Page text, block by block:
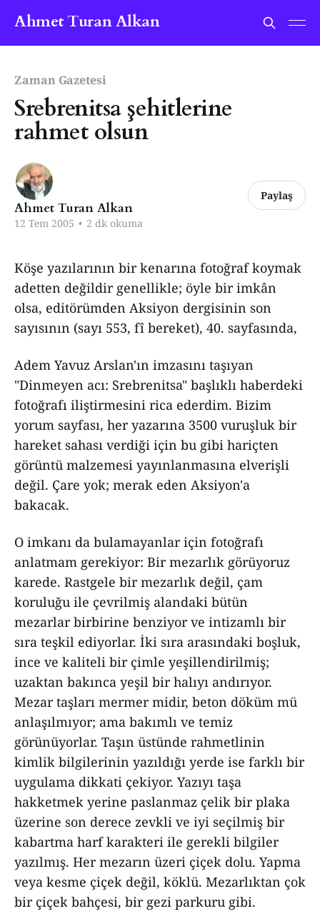
Ahmet Turan Alkan
Zaman Gazetesi
Srebrenitsa şehitlerine
rahmet olsun
Ahmet Turan Alkan
12 Tem 2005 • 2 dk okuma
Paylaş
Köşe yazılarının bir kenarına fotoğraf koymak
adetten değildir genellikle; öyle bir imkân
olsa, editörümden Aksiyon dergisinin son
sayısının (sayı 553, fî bereket), 40. sayfasında,
Adem Yavuz Arslan'ın imzasını taşıyan
"Dinmeyen acı: Srebrenitsa" başlıklı haberdeki
fotoğrafı iliştirmesini rica ederdim. Bizim
yorum sayfası, her yazarına 3500 vuruşluk bir
hareket sahası verdiği için bu gibi hariçten
görüntü malzemesi yayınlanmasına elverişli
değil. Çare yok; merak eden Aksiyon'a
bakacak.
O imkanı da bulamayanlar için fotoğrafı
anlatmam gerekiyor: Bir mezarlık görüyoruz
karede. Rastgele bir mezarlık değil, çam
koruluğu ile çevrilmiş alandaki bütün
mezarlar birbirine benziyor ve intizamlı bir
sıra teşkil ediyorlar. İki sıra arasındaki boşluk,
ince ve kaliteli bir çimle yeşillendirilmiş;
uzaktan bakınca yeşil bir halıyı andırıyor.
Mezar taşları mermer midir, beton döküm mü
anlaşılmıyor; ama bakımlı ve temiz
görünüyorlar. Taşın üstünde rahmetlinin
kimlik bilgilerinin yazıldığı yerde ise farklı bir
uygulama dikkati çekiyor. Yazıyı taşa
hakketmek yerine paslanmaz çelik bir plaka
üzerine son derece zevkli ve iyi seçilmiş bir
kabartma harf karakteri ile gerekli bilgiler
yazılmış. Her mezarın üzeri çiçek dolu. Yapma
veya kesme çiçek değil, köklü. Mezarlıktan çok
bir çiçek bahçesi, bir gezi parkuru gibi.